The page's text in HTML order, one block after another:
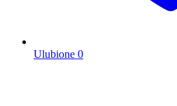
Ulubione 0